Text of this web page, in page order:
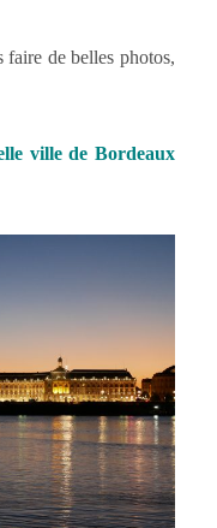
de belles photos,
ville de Bordeaux